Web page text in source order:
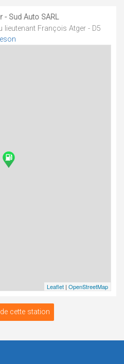
- Sud Auto SARL
lieutenant François Atger - D5
Leaflet | OpenStreetMap
cette station